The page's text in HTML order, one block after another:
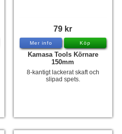
79 kr
Mer info Köp
Kamasa Tools Körnare
150mm
8-kantigt lackerat skaft och
slipad spets.